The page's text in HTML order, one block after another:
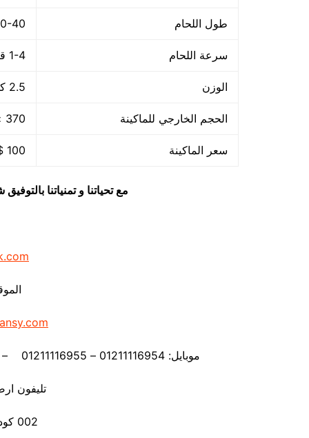
طول اللحام 30-40
سرعة اللحام 1-4 قطعة/الدقيقة
الوزن 2.5 كجم
الحجم الخارجي للماكينة 370 × 140 × 73 مم
سعر الماكينة 100 $ او ما يعادله بالجنيه المصرى
مع تحياتنا و تمنياتنا
موبايل: 01211116954 – 01211116955 – 01211116956 – 01211116957 – 01211116958
تليفون ارضي
002 كود مصر قبل الرقم